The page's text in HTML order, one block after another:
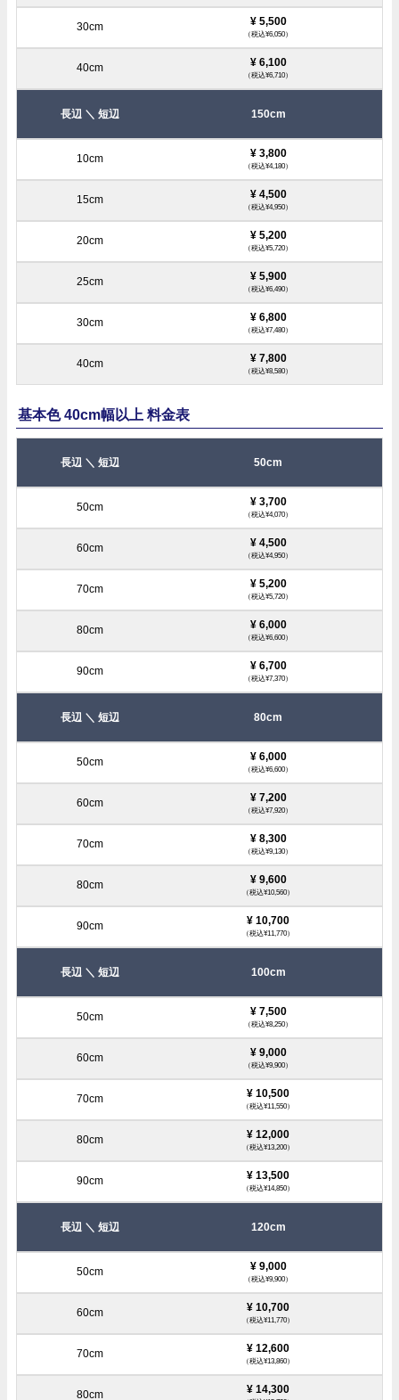
¥ 5,500
（税込¥6,050）
¥ 6,100
（税込¥6,710）
150cm
¥ 3,800
（税込¥4,180）
¥ 4,500
（税込¥4,950）
¥ 5,200
（税込¥5,720）
¥ 5,900
（税込¥6,490）
¥ 6,800
（税込¥7,480）
¥ 7,800
（税込¥8,580）
基本色 40cm幅以上 料金表
50cm
¥ 3,700
（税込¥4,070）
¥ 4,500
（税込¥4,950）
¥ 5,200
（税込¥5,720）
¥ 6,000
（税込¥6,600）
¥ 6,700
（税込¥7,370）
80cm
¥ 6,000
（税込¥6,600）
¥ 7,200
（税込¥7,920）
¥ 8,300
（税込¥9,130）
¥ 9,600
（税込¥10,560）
¥ 10,700
（税込¥11,770）
100cm
¥ 7,500
（税込¥8,250）
¥ 9,000
（税込¥9,900）
¥ 10,500
（税込¥11,550）
¥ 12,000
（税込¥13,200）
¥ 13,500
（税込¥14,850）
120cm
¥ 9,000
（税込¥9,900）
¥ 10,700
（税込¥11,770）
¥ 12,600
（税込¥13,860）
¥ 14,300